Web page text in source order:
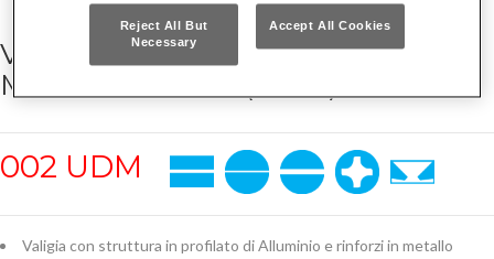
VALIGIA CON ASSORTIMENTO PER
MANUTENZIONE (74 PZ)
002 UDM
Valigia con struttura in profilato di Alluminio e rinforzi in metallo
Reject All But
Necessary
Accept All Cookies